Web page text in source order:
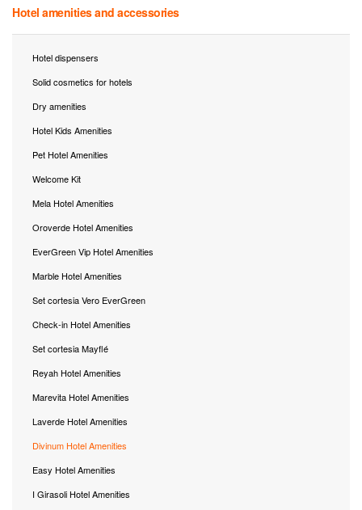
Hotel amenities and accessories
Hotel dispensers
Solid cosmetics for hotels
Dry amenities
Hotel Kids Amenities
Pet Hotel Amenities
Welcome Kit
Mela Hotel Amenities
Oroverde Hotel Amenities
EverGreen Vip Hotel Amenities
Marble Hotel Amenities
Set cortesia Vero EverGreen
Check-in Hotel Amenities
Set cortesia Mayflé
Reyah Hotel Amenities
Marevita Hotel Amenities
Laverde Hotel Amenities
Divinum Hotel Amenities
Easy Hotel Amenities
I Girasoli Hotel Amenities